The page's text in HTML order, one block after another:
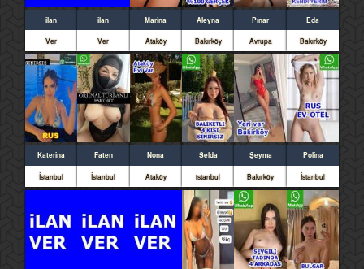
ilan
Ver
ilan
Ver
Marina
Ataköy
Aleyna
Bakırköy
Pınar
Avrupa
Eda
Bakırköy
Katerina
İstanbul
Faten
İstanbul
Nona
Ataköy
Selda
istanbul
Şeyma
Bakırköy
Polina
İstanbul